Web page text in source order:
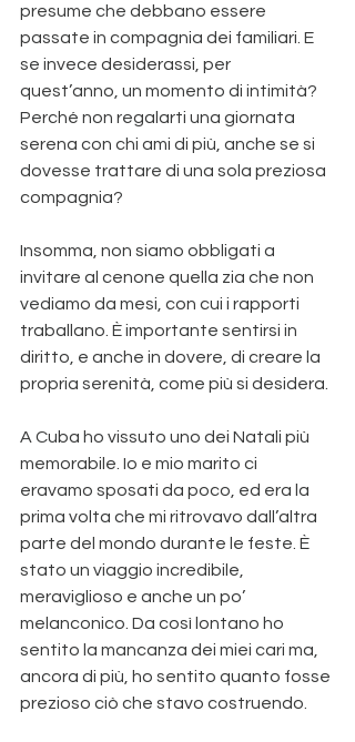
presume che debbano essere
passate in compagnia dei familiari. E
se invece desiderassi, per
quest’anno, un momento di intimità?
Perché non regalarti una giornata
serena con chi ami di più, anche se si
dovesse trattare di una sola preziosa
compagnia?
Insomma, non siamo obbligati a
invitare al cenone quella zia che non
vediamo da mesi, con cui i rapporti
traballano. È importante sentirsi in
diritto, e anche in dovere, di creare la
propria serenità, come più si desidera.
A Cuba ho vissuto uno dei Natali più
memorabile. Io e mio marito ci
eravamo sposati da poco, ed era la
prima volta che mi ritrovavo dall’altra
parte del mondo durante le feste. È
stato un viaggio incredibile,
meraviglioso e anche un po’
melanconico. Da così lontano ho
sentito la mancanza dei miei cari ma,
ancora di più, ho sentito quanto fosse
prezioso ciò che stavo costruendo.